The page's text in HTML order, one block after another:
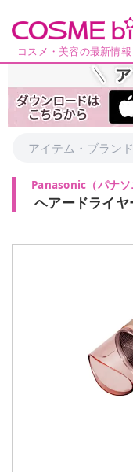
コスメ・美容の最新情報
Panasonic （パナ
ヘアードライヤ